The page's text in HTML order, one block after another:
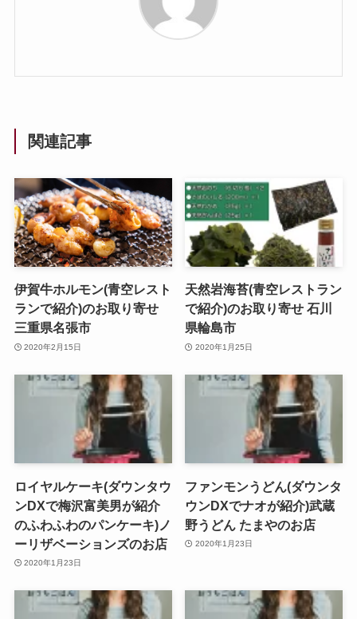
関連記事
伊賀牛ホルモン(青空レスト
ランで紹介)のお取り寄せ
三重県名張市
2020年2月15日
天然岩海苔(青空レストラン
で紹介)のお取り寄せ 石川
県輪島市
2020年1月25日
ロイヤルケーキ(ダウンタウ
ンDXで梅沢富美男が紹介
のふわふわのパンケーキ)ノ
ーリザベーションズのお店
2020年1月23日
ファンモンうどん(ダウンタ
ウンDXでナオが紹介)武蔵
野うどん たまやのお店
2020年1月23日